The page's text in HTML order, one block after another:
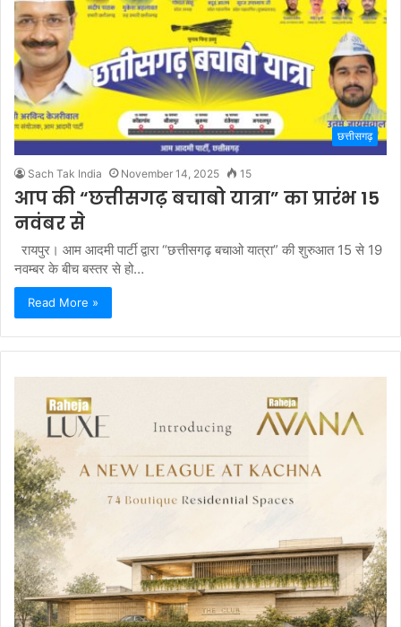
छत्तीसगढ़
Sach Tak India November 14, 2025 15
आप की “छत्तीसगढ़ बचाबो यात्रा” का प्रारंभ 15
नवंबर से
रायपुर। आम आदमी पार्टी द्वारा “छत्तीसगढ़ बचाओ यात्रा” की शुरुआत 15 से 19
नवम्बर के बीच बस्तर से हो…
Read More »